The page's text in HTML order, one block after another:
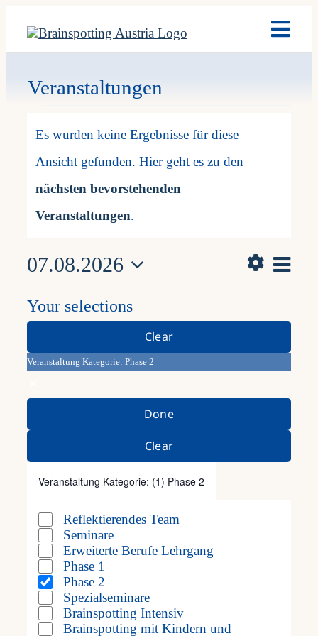
Team
Veranstaltungen
Veranstaltungen
Hinweis
Es wurden keine Ergebnisse für diese
Ansicht gefunden. Hier geht es zu den
nächsten bevorstehenden
Veranstaltungen.
Monat
07.08.2026
wählen.
Filters
Changing
of
will
list
events
Your selections
Clear
Veranstaltung Kategorie: Phase 2
Remove
Done
Clear
Veranstaltung Kategorie: (1) Phase 2
filter
filter
Veranstaltung
Kategorie
Reflektierendes Team
Seminare
Erweiterte Berufe Lehrgang
Phase 1
Phase 2
Spezialseminare
Brainspotting Intensiv
Brainspotting mit Kindern und